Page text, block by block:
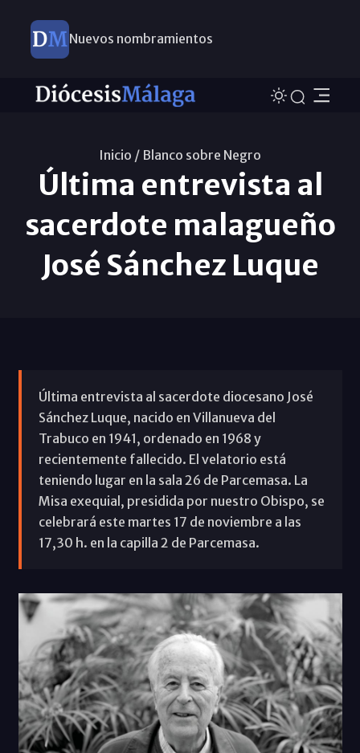
Nuevos nombramientos
Inicio / Blanco sobre Negro
Última entrevista al
sacerdote malagueño
José Sánchez Luque
Última entrevista al sacerdote diocesano José
Sánchez Luque, nacido en Villanueva del
Trabuco en 1941, ordenado en 1968 y
recientemente fallecido. El velatorio está
teniendo lugar en la sala 26 de Parcemasa. La
Misa exequial, presidida por nuestro Obispo, se
celebrará este martes 17 de noviembre a las
17,30 h. en la capilla 2 de Parcemasa.